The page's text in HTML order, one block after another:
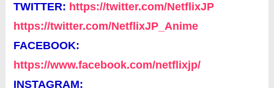
TWITTER: https://twitter.com/NetflixJP
https://twitter.com/NetflixJP_Anime
FACEBOOK:
https://www.facebook.com/netflixjp/
INSTAGRAM: